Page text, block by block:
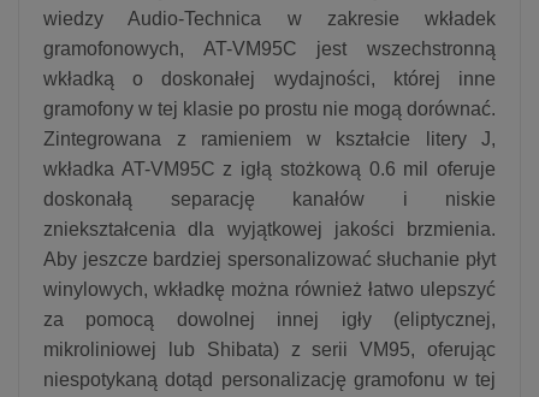
wiedzy Audio-Technica w zakresie wkładek
gramofonowych, AT-VM95C jest wszechstronną
wkładką o doskonałej wydajności, której inne
gramofony w tej klasie po prostu nie mogą dorównać.
Zintegrowana z ramieniem w kształcie litery J,
wkładka AT-VM95C z igłą stożkową 0.6 mil oferuje
doskonałą separację kanałów i niskie
zniekształcenia dla wyjątkowej jakości brzmienia.
Aby jeszcze bardziej spersonalizować słuchanie płyt
winylowych, wkładkę można również łatwo ulepszyć
za pomocą dowolnej innej igły (eliptycznej,
mikroliniowej lub Shibata) z serii VM95, oferując
niespotykaną dotąd personalizację gramofonu w tej